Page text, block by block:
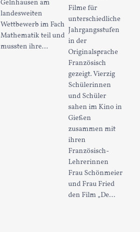
Gelnhausen am
landesweiten
Wettbewerb im Fach
Mathematik teil und
mussten ihre…
Filme für
unterschiedliche
Jahrgangsstufen
in der
Originalsprache
Französisch
gezeigt. Vierzig
Schülerinnen
und Schüler
sahen im Kino in
Gießen
zusammen mit
ihren
Französisch-
Lehrerinnen
Frau Schönmeier
und Frau Fried
den Film „De…